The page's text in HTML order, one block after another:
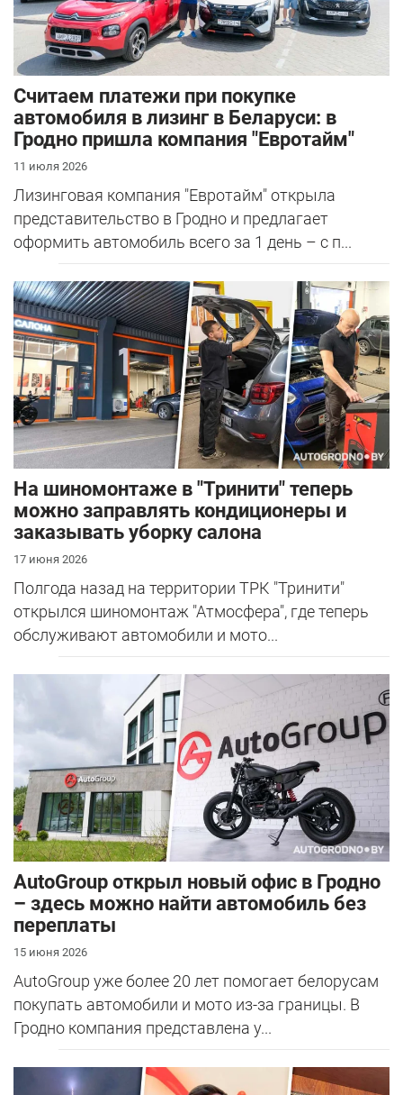
Считаем платежи при покупке
автомобиля в лизинг в Беларуси: в
Гродно пришла компания "Евротайм"
11 июля 2026
Лизинговая компания "Евротайм" открыла
представительство в Гродно и предлагает
оформить автомобиль всего за 1 день – с п...
На шиномонтаже в "Тринити" теперь
можно заправлять кондиционеры и
заказывать уборку салона
17 июня 2026
Полгода назад на территории ТРК "Тринити"
открылся шиномонтаж "Атмосфера", где теперь
обслуживают автомобили и мото...
AutoGroup открыл новый офис в Гродно
– здесь можно найти автомобиль без
переплаты
15 июня 2026
AutoGroup уже более 20 лет помогает белорусам
покупать автомобили и мото из-за границы. В
Гродно компания представлена у...